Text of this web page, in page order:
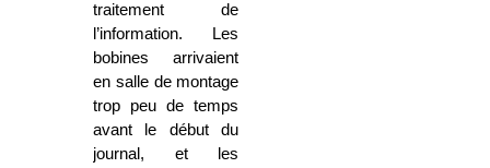
traitement de
l’information. Les
bobines arrivaient
en salle de montage
trop peu de temps
avant le début du
journal, et les